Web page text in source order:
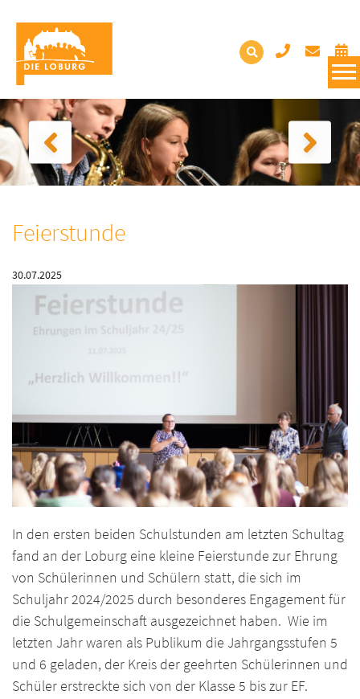
Feierstunde
30.07.2025
In den ersten beiden Schulstunden am letzten Schultag
fand an der Loburg eine kleine Feierstunde zur Ehrung
von Schülerinnen und Schülern statt, die sich im
Schuljahr 2024/2025 durch besonderes Engagement für
die Schulgemeinschaft ausgezeichnet haben. Wie im
letzten Jahr waren als Publikum die Jahrgangsstufen 5
und 6 geladen, der Kreis der geehrten Schülerinnen und
Schüler erstreckte sich von der Klasse 5 bis zur EF.